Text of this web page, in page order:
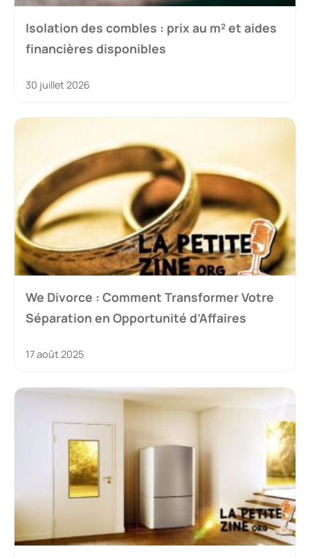
Isolation des combles : prix au m² et aides
financières disponibles
30 juillet 2026
We Divorce : Comment Transformer Votre
Séparation en Opportunité d’Affaires
17 août 2025